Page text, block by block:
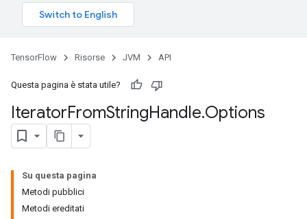
TensorFlow Risorse JVM API
Questa pagina è stata utile?
IteratorFromStringHandle.Options
Su questa pagina
Metodi pubblici
Metodi ereditati